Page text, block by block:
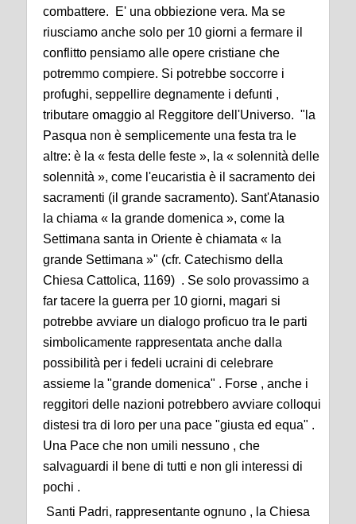
combattere. E' una obbiezione vera. Ma se
riusciamo anche solo per 10 giorni a fermare il
conflitto pensiamo alle opere cristiane che
potremmo compiere. Si potrebbe soccorre i
profughi, seppellire degnamente i defunti ,
tributare omaggio al Reggitore dell'Universo. "la
Pasqua non è semplicemente una festa tra le
altre: è la « festa delle feste », la « solennità delle
solennità », come l'eucaristia è il sacramento dei
sacramenti (il grande sacramento). Sant'Atanasio
la chiama « la grande domenica », come la
Settimana santa in Oriente è chiamata « la
grande Settimana »" (cfr. Catechismo della
Chiesa Cattolica, 1169) . Se solo provassimo a
far tacere la guerra per 10 giorni, magari si
potrebbe avviare un dialogo proficuo tra le parti
simbolicamente rappresentata anche dalla
possibilità per i fedeli ucraini di celebrare
assieme la "grande domenica" . Forse , anche i
reggitori delle nazioni potrebbero avviare colloqui
distesi tra di loro per una pace "giusta ed equa" .
Una Pace che non umili nessuno , che
salvaguardi il bene di tutti e non gli interessi di
pochi .
Santi Padri, rappresentante ognuno , la Chiesa